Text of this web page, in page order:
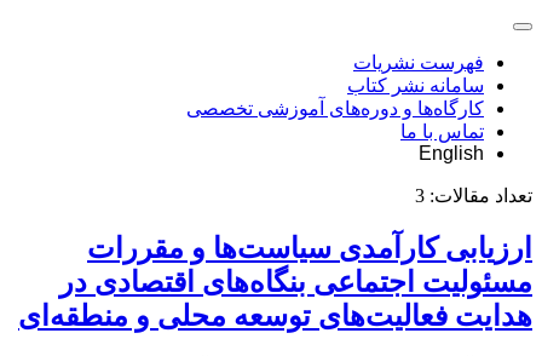
فهرست نشریات
سامانه نشر کتاب
کارگاه‌ها و دوره‌های آموزشی تخصصی
تماس با ما
English
تعداد مقالات: 3
ارزیابی کارآمدی سیاست‌ها و مقررات
مسئولیت اجتماعی بنگاه‌های اقتصادی در
هدایت فعالیت‌های توسعه محلی و منطقه‌ای